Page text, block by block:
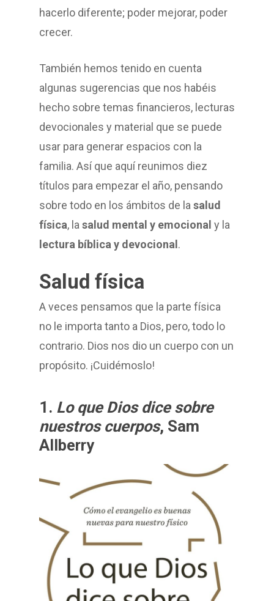
hacerlo diferente; poder mejorar, poder
crecer.
También hemos tenido en cuenta
algunas sugerencias que nos habéis
hecho sobre temas financieros, lecturas
devocionales y material que se puede
usar para generar espacios con la
familia. Así que aquí reunimos diez
títulos para empezar el año, pensando
sobre todo en los ámbitos de la salud
física, la salud mental y emocional y la
lectura bíblica y devocional .
Salud física
A veces pensamos que la parte física
no le importa tanto a Dios, pero, todo lo
contrario. Dios nos dio un cuerpo con un
propósito. ¡Cuidémoslo!
1. Lo que Dios dice sobre
nuestros cuerpos, Sam
Allberry